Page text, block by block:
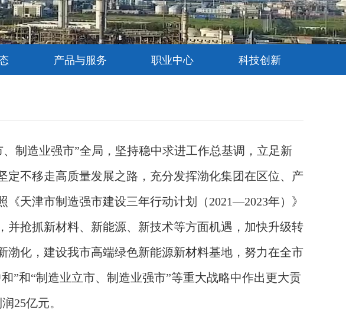
产品与服务 职业中心 科技创新
制造业强市”全局，坚持稳中求进工作总基调，立足新
不移走高质量发展之路，充分发挥渤化集团在区位、产
天津市制造强市建设三年行动计划（2021—2023年）》
抢抓新材料、新能源、新技术等方面机遇，加快升级转
化，建设我市高端绿色新能源新材料基地，努力在全市
”和“制造业立市、制造业强市”等重大战略中作出更大贡
25亿元。